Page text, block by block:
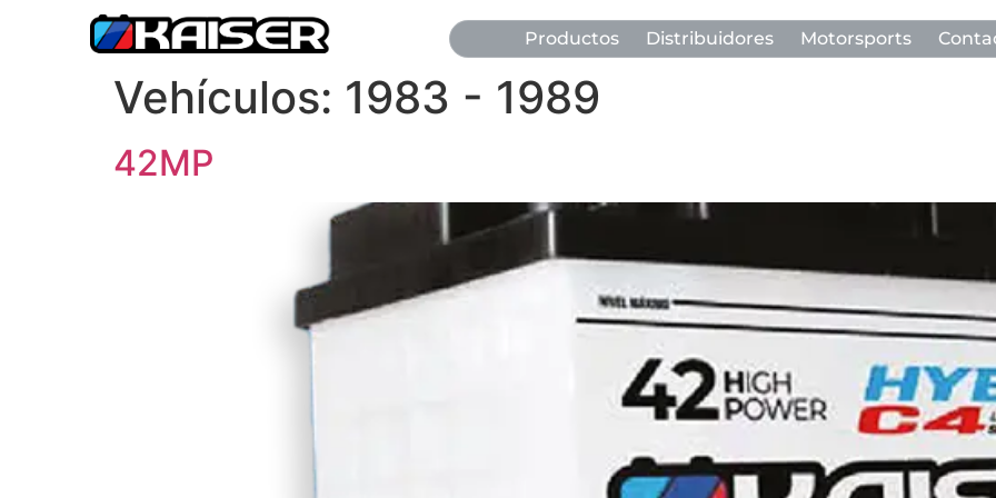
Productos Distribuidores Motorsports
Vehículos: 1983 - 1989
42MP